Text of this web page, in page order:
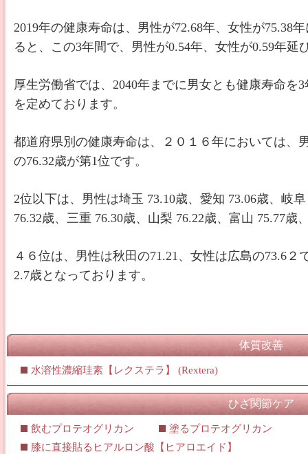
2019年の健康寿命は、男性が72.68年、女性が75.38
ると、この3年間で、男性が0.54年、女性が0.59年延
厚生労働省では、2040年までに男女とも健康寿命を
を定めております。
都道府県別の健康寿命は、２０１６年においては、
の76.32歳が第1位です。
2位以下は、男性は埼玉 73.10歳、愛知 73.06歳、岐
76.32歳、三重 76.30歳、山梨 76.22歳、富山 75.77歳
４６位は、男性は秋田の71.21、女性は広島の73.6
2.7歳となっております。
体質改善
水溶性濃縮珪素【レクステラ】 (Rextera)
ひざ関節ケア
飲むプロテオグリカン
塗るプロテオグリカン
膝に直接貼るヒアルロン酸【ヒアロエイド】